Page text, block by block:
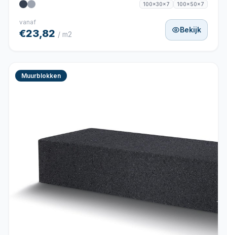
100x30x7 100x50x7
vanaf
€23,82 / m2
Bekijk
Muurblokken